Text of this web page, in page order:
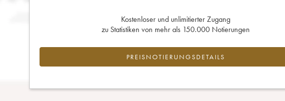
Kostenloser und unlimitierter Zugang
zu Statistiken von mehr als 150.000 Notierungen
PREISNOTIERUNGSDETAILS